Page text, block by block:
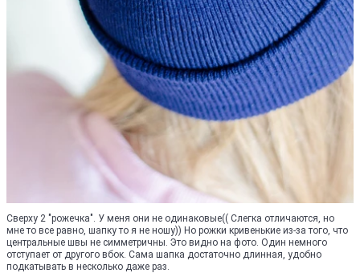
Сверху 2 "рожечка". У меня они не одинаковые(( Слегка отличаются, но
мне то все равно, шапку то я не ношу)) Но рожки кривенькие из-за того, что
центральные швы не симметричны. Это видно на фото. Один немного
отступает от другого вбок. Сама шапка достаточно длинная, удобно
подкатывать в несколько даже раз.